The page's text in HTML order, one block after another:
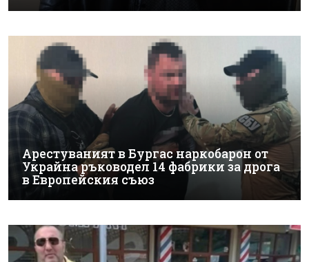
Арестуваният в Бургас наркобарон от
Украйна ръководел 14 фабрики за дрога
в Европейския съюз